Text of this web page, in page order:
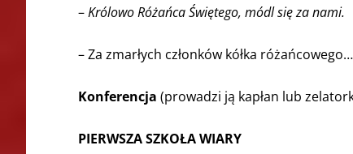
–Królowo Różańca Świętego, módl się za nami.
– Za zmarłych członków kółka
Konferencja (prowadzi ją kapłan lub
PIERWSZA SZKOŁA WIARY